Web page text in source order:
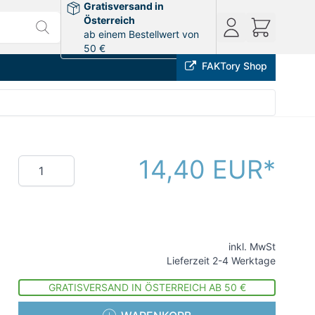
Gratisversand in
Österreich
ab einem Bestellwert von
50 €
FAKTory Shop
Menge 14,40 EUR
inkl. MwSt
Lieferzeit 2-4 Werktage
GRATISVERSAND IN ÖSTERREICH AB 50 €